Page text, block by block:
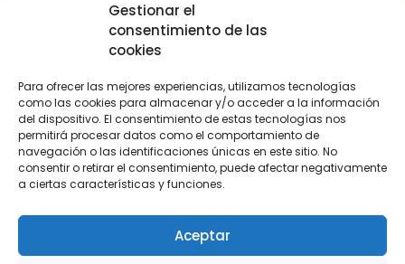
Gestionar el
consentimiento de las
cookies
Para ofrecer las mejores experiencias, utilizamos tecnologías
como las cookies para almacenar y/o acceder a la información
del dispositivo. El consentimiento de estas tecnologías nos
permitirá procesar datos como el comportamiento de
navegación o las identificaciones únicas en este sitio. No
consentir o retirar el consentimiento, puede afectar negativamente
a ciertas características y funciones.
Aceptar
Política de privacidad
Política de Cookies
Terminos y condiciones